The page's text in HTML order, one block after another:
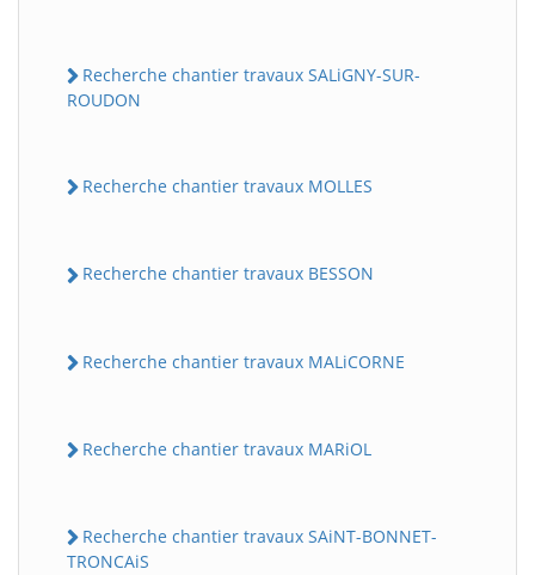
Recherche chantier travaux SALiGNY-SUR-
ROUDON
Recherche chantier travaux MOLLES
Recherche chantier travaux BESSON
Recherche chantier travaux MALiCORNE
Recherche chantier travaux MARiOL
Recherche chantier travaux SAiNT-BONNET-
TRONCAiS